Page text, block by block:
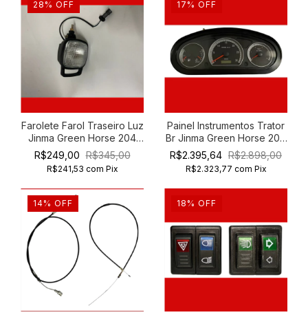
28 % OFF
Farolete Farol Traseiro Luz
Jinma Green Horse 204
254 454
R$249,00 R$345,00
R$241,53 com Pix
17 % OFF
Painel Instrumentos Trator
Br Jinma Green Horse 204
254 354
R$2.395,64 R$2.898,00
R$2.323,77 com Pix
14% OFF 18 % OFF